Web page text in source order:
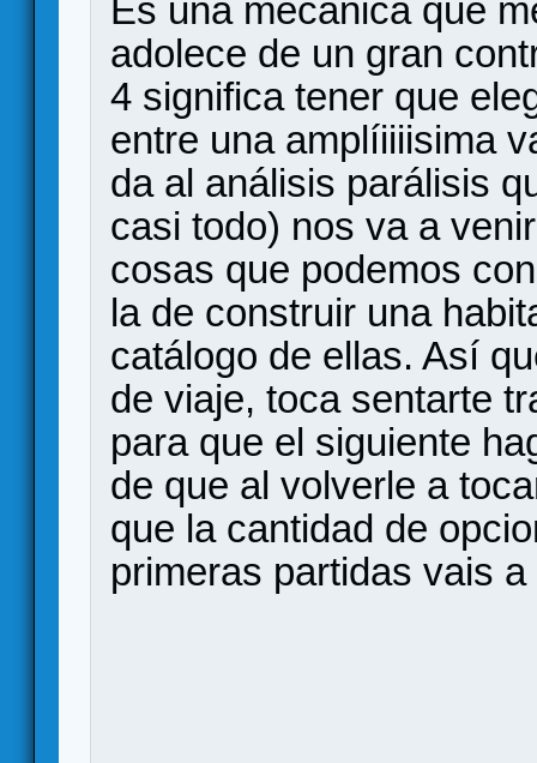
Es una mecánica que
adolece de un gran
4 significa tener que
entre una amplíiiiisima
da al análisis parálisis
casi todo) nos va a
cosas que podemos
la de construir una
catálogo de ellas. Así
de viaje, toca sentarte
para que el siguiente
de que al volverle a
que la cantidad de
primeras partidas vais